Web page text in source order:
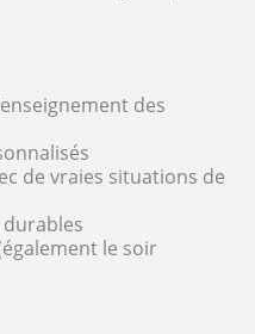
des
de vraies situations de
le soir